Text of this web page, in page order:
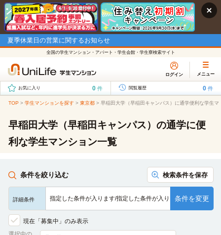
夏季休業日の営業に関するお知らせ
全国の学生マンション・アパート・学生会館・学生寮検索サイト
ログイン メニュー
お気に入り 0 件 閲覧履歴 0 件
TOP > 学生マンションを探す > 東京都 > 早稲田大学（早稲田キャンパス）に通学便利な学生マ
早稲田大学（早稲田キャンパス）の通学に便
利な学生マンション一覧
条件を絞り込む 検索条件を保存
詳細条件 指定した条件が入ります/指定した条件が入ります/指定した条…
条件を変更
現在「募集中」のみ表示